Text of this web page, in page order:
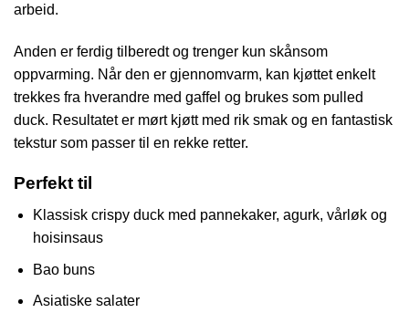
arbeid.
Anden er ferdig tilberedt og trenger kun skånsom
oppvarming. Når den er gjennomvarm, kan kjøttet enkelt
trekkes fra hverandre med gaffel og brukes som pulled
duck. Resultatet er mørt kjøtt med rik smak og en fantastisk
tekstur som passer til en rekke retter.
Perfekt til
Klassisk crispy duck med pannekaker, agurk, vårløk og
hoisinsaus
Bao buns
Asiatiske salater